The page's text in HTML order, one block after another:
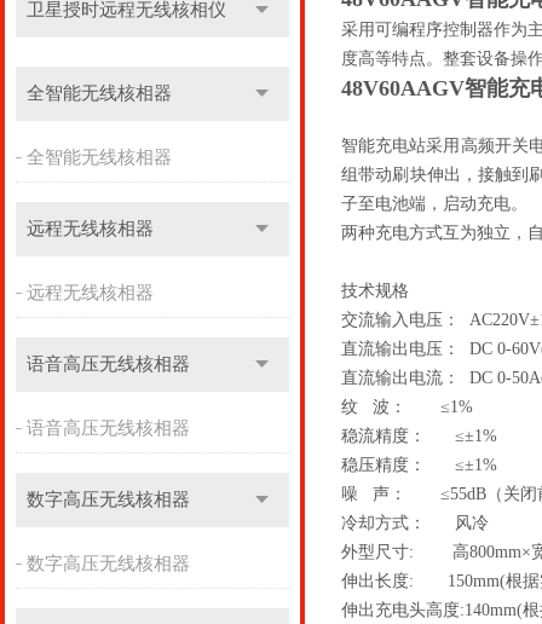
卫星授时远程无线核相仪
全智能无线核相器
全智能无线核相器
远程无线核相器
远程无线核相器
语音高压无线核相器
语音高压无线核相器
数字高压无线核相器
数字高压无线核相器
采用可编程序控制器作为
度高等特点。整套设备操
48V60AAGV智能充
智能充电站采用高频开关
组带动刷块伸出，接触到
子至电池端，启动充电。
两种充电方式互为独立，
技术规格
交流输入电压：
直流输出电压： DC 0-
直流输出电流： DC 0-
纹 波： ≤1%
稳流精度： ≤±1%
稳压精度： ≤±1%
噪 声： ≤55dB（关闭
冷却方式： 风冷
外型尺寸: 高800mm×宽
伸出长度: 150mm(根据
伸出充电头高度:140mm(